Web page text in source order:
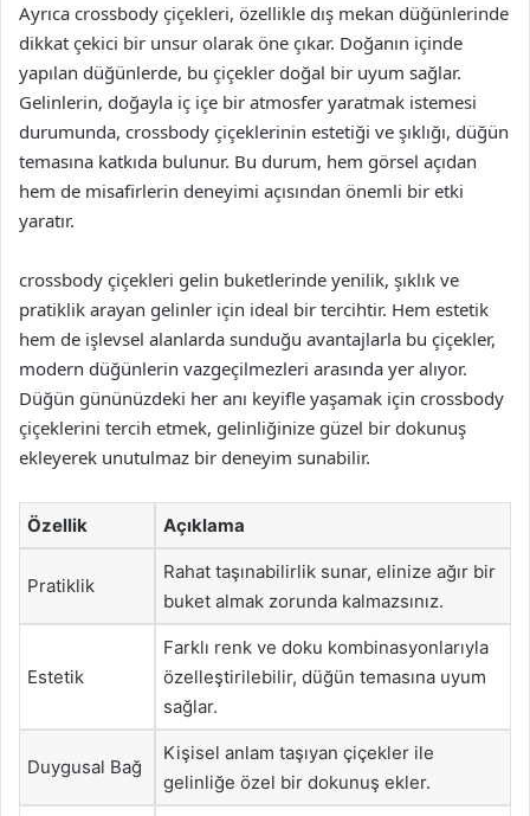
Ayrıca crossbody çiçekleri, özellikle dış mekan düğünlerinde
dikkat çekici bir unsur olarak öne çıkar. Doğanın içinde
yapılan düğünlerde, bu çiçekler doğal bir uyum sağlar.
Gelinlerin, doğayla iç içe bir atmosfer yaratmak istemesi
durumunda, crossbody çiçeklerinin estetiği ve şıklığı, düğün
temasına katkıda bulunur. Bu durum, hem görsel açıdan
hem de misafirlerin deneyimi açısından önemli bir etki
yaratır.
crossbody çiçekleri gelin buketlerinde yenilik, şıklık ve
pratiklik arayan gelinler için ideal bir tercihtir. Hem estetik
hem de işlevsel alanlarda sunduğu avantajlarla bu çiçekler,
modern düğünlerin vazgeçilmezleri arasında yer alıyor.
Düğün gününüzdeki her anı keyifle yaşamak için crossbody
çiçeklerini tercih etmek, gelinliğinize güzel bir dokunuş
ekleyerek unutulmaz bir deneyim sunabilir.
Özellik Açıklama
Pratiklik
Rahat taşınabilirlik sunar, elinize ağır bir
buket almak zorunda kalmazsınız.
Estetik
Farklı renk ve doku kombinasyonlarıyla
özelleştirilebilir, düğün temasına uyum
sağlar.
Duygusal Bağ
Kişisel anlam taşıyan çiçekler ile
gelinliğe özel bir dokunuş ekler.